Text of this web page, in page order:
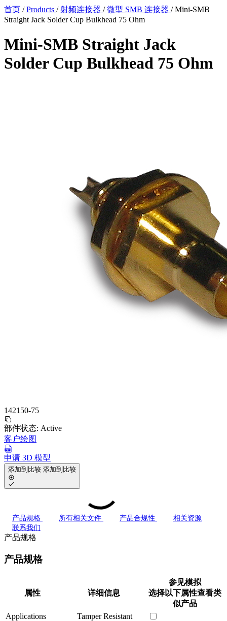
首页 / Products / 射频连接器 / 微型 SMB 连接器 / Mini-SMB
Straight Jack Solder Cup Bulkhead 75 Ohm
Mini-SMB Straight Jack
Solder Cup Bulkhead 75 Ohm
142150-75
部件状态: Active
客户绘图
申请 3D 模型
添加到比较 添加到比较
产品规格 所有相关文件 产品合规性
相关资源
联系我们
产品规格
产品规格
属性 详细信息
参见模拟
选择以下属性查看类
似产品
Applications
Tamper Resistant